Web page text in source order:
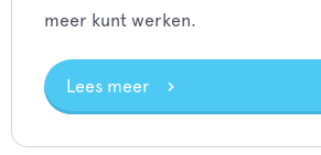
meer kunt werken.
Lees meer